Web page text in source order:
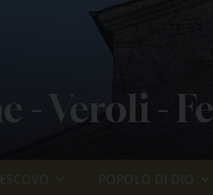
- Veroli -
POPOLO DI DIO